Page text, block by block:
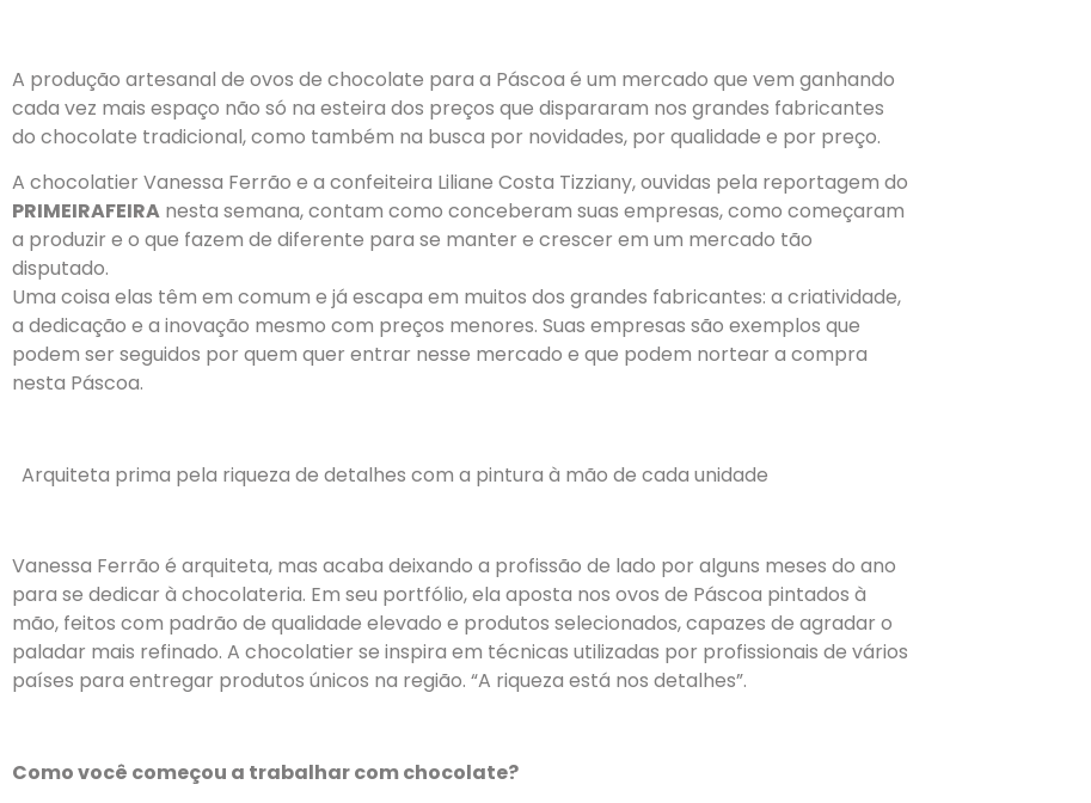
A produção artesanal de ovos de chocolate para a Páscoa é um mercado que vem ganhando
cada vez mais espaço não só na esteira dos preços que dispararam nos grandes fabricantes
do chocolate tradicional, como também na busca por novidades, por qualidade e por preço.
A chocolatier Vanessa Ferrão e a confeiteira Liliane Costa Tizziany, ouvidas pela reportagem do
PRIMEIRAFEIRA nesta semana, contam como conceberam suas empresas, como começaram
a produzir e o que fazem de diferente para se manter e crescer em um mercado tão
disputado.
Uma coisa elas têm em comum e já escapa em muitos dos grandes fabricantes: a criatividade,
a dedicação e a inovação mesmo com preços menores. Suas empresas são exemplos que
podem ser seguidos por quem quer entrar nesse mercado e que podem nortear a compra
nesta Páscoa.
Arquiteta prima pela riqueza de detalhes com a pintura à mão de cada unidade
Vanessa Ferrão é arquiteta, mas acaba deixando a profissão de lado por alguns meses do ano
para se dedicar à chocolateria. Em seu portfólio, ela aposta nos ovos de Páscoa pintados à
mão, feitos com padrão de qualidade elevado e produtos selecionados, capazes de agradar o
paladar mais refinado. A chocolatier se inspira em técnicas utilizadas por profissionais de vários
países para entregar produtos únicos na região. “A riqueza está nos detalhes”.
Como você começou a trabalhar com chocolate?